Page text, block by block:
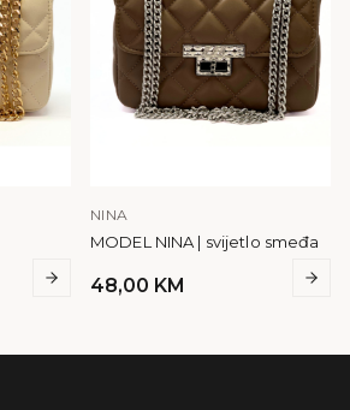
NINA
MODEL NINA | svijetlo smeđa
48,00 KM